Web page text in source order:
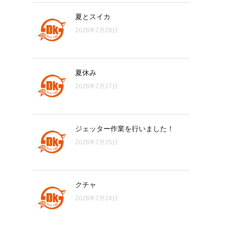
夏とスイカ
2026年7月28日
夏休み
2026年7月27日
ジェッター作業を行いました！
2026年7月25日
クチャ
2026年7月24日